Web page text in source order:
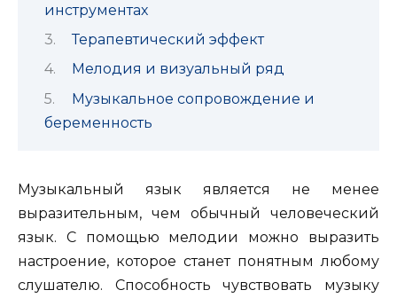
инструментах
Терапевтический эффект
Мелодия и визуальный ряд
Музыкальное сопровождение и
беременность
Музыкальный язык является не менее
выразительным, чем обычный человеческий
язык. С помощью мелодии можно выразить
настроение, которое станет понятным любому
слушателю. Способность чувствовать музыку